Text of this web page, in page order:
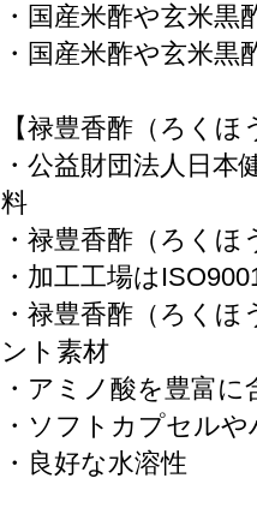
・国産米酢や玄米
・国産米酢や玄米
【禄豊香酢（ろく
・公益財団法人日
料
・禄豊香酢（ろく
・加工工場は
・禄豊香酢（ろく
ント素材
・アミノ酸を豊富
・ソフトカプセル
・良好な水溶性